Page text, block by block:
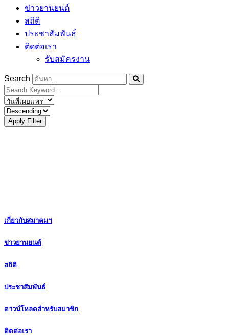
ข่าวยานยนต์
สถิติ
ประชาสัมพันธ์
ติดต่อเรา
รับสมัครงาน
Search
Apply Filter
เกี่ยวกับสมาคมฯ
ข่าวยานยนต์
สถิติ
ประชาสัมพันธ์
ดาวน์โหลดสำหรับสมาชิก
ติดต่อเรา